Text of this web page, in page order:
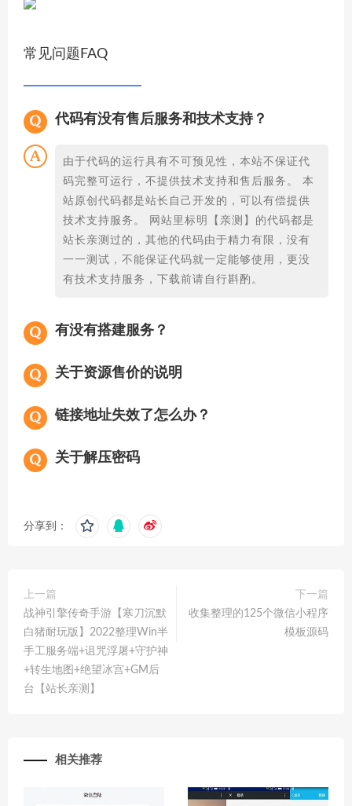
常见问题FAQ
代码有没有售后服务和技术支持？
由于代码的运行具有不可预见性，本站不保证代
码完整可运行，不提供技术支持和售后服务。 本
站原创代码都是站长自己开发的，可以有偿提供
技术支持服务。 网站里标明【亲测】的代码都是
站长亲测过的，其他的代码由于精力有限，没有
一一测试，不能保证代码就一定能够使用，更没
有技术支持服务，下载前请自行斟酌。
有没有搭建服务？
关于资源售价的说明
链接地址失效了怎么办？
关于解压密码
分享到：
上一篇
战神引擎传奇手游【寒刀沉默
白猪耐玩版】2022整理Win半
手工服务端+诅咒浮屠+守护神
+转生地图+绝望冰宫+GM后
台【站长亲测】
下一篇
收集整理的125个微信小程序
模板源码
相关推荐